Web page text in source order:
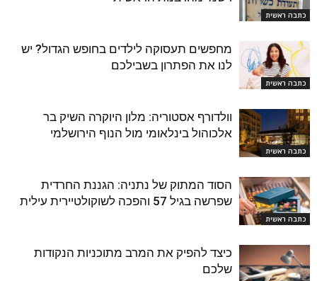
כתבה ראשית
כתבה ראשית
מחפשים תעסוקה לילדים בחופש הגדול? יש
לנו את הפתרון בשבילכם
כתבה ראשית
וולדורף אסטוריה: מלון היוקרה השיק בר
אלכוהול בינלאומי מול הנוף הירושלמי
כתבה ראשית
הסוד המתוק של נתניה: הגננת החרדית
שפרשה בגיל 57 והפכה לשוקולטיירית עילית
כיצד להפיק את המרב מתוכניות הנקודות
שלכם